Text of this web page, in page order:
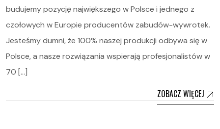
budujemy pozycję największego w Polsce i jednego z
czołowych w Europie producentów zabudów-wywrotek.
Jesteśmy dumni, że 100% naszej produkcji odbywa się w
Polsce, a nasze rozwiązania wspierają profesjonalistów w
70 […]
ZOBACZ WIĘCEJ